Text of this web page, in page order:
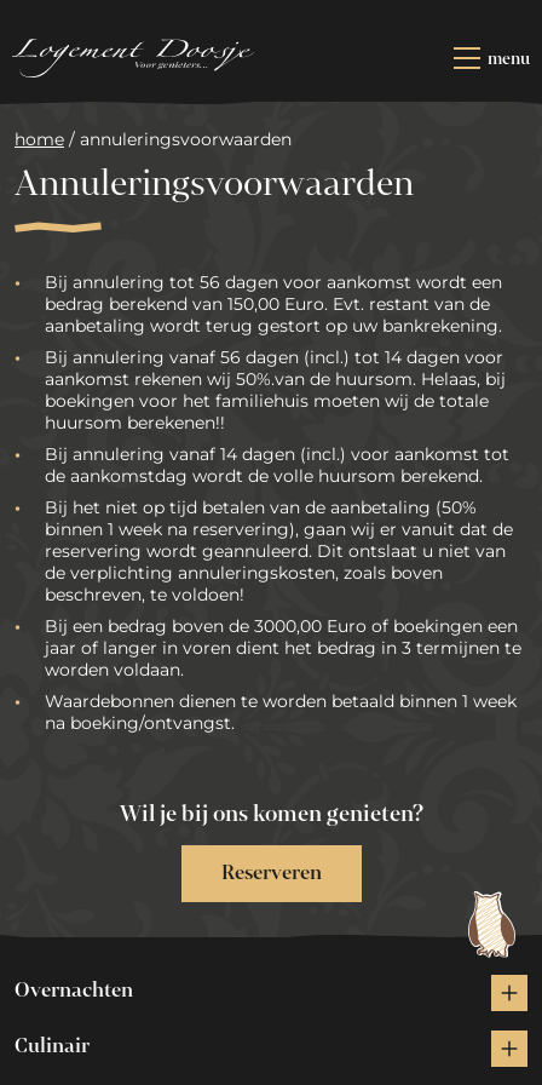
hoofdinhoud
menu
RESTAURANT
ARRANGEMENTEN
ZAKELIJK
KADOOSJE
CONTACT
home / annuleringsvoorwaarden
Annuleringsvoorwaarden
Bij annulering tot 56 dagen voor aankomst wordt een
bedrag berekend van 150,00 Euro. Evt. restant van de
aanbetaling wordt terug gestort op uw bankrekening.
Bij annulering vanaf 56 dagen (incl.) tot 14 dagen voor
aankomst rekenen wij 50%.van de huursom. Helaas, bij
boekingen voor het familiehuis moeten wij de totale
huursom berekenen!!
Bij annulering vanaf 14 dagen (incl.) voor aankomst tot
de aankomstdag wordt de volle huursom berekend.
Bij het niet op tijd betalen van de aanbetaling (50%
binnen 1 week na reservering), gaan wij er vanuit dat de
reservering wordt geannuleerd. Dit ontslaat u niet van
de verplichting annuleringskosten, zoals boven
beschreven, te voldoen!
Bij een bedrag boven de 3000,00 Euro of boekingen een
jaar of langer in voren dient het bedrag in 3 termijnen te
worden voldaan.
Waardebonnen dienen te worden betaald binnen 1 week
na boeking/ontvangst.
Wil je bij ons komen genieten?
Reserveren
Overnachten
Culinair